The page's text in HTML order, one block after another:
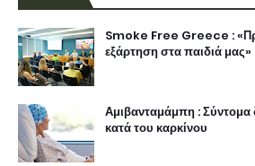
Smoke Free Greece :
εξάρτηση στα παιδιά μας»
Αμιβανταμάμπη : Σύντομα
κατά του καρκίνου